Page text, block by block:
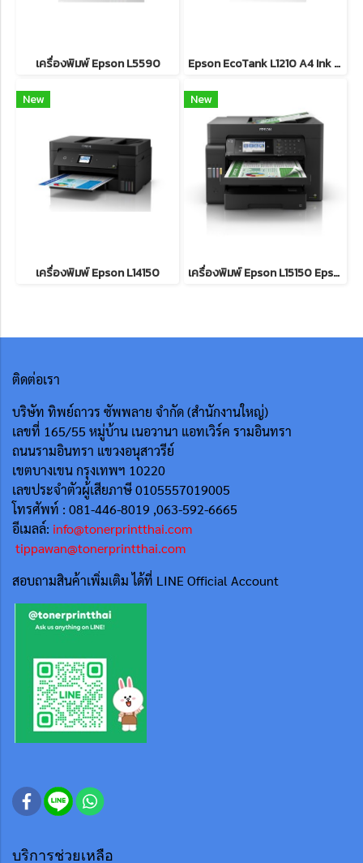
เครื่องพิมพ์ Epson L5590 Epson EcoTank L1210 A4 Ink Tank Printer
New
เครื่องพิมพ์ Epson L14150
New
เครื่องพิมพ์ Epson L15150 Epson L15150 INK TANK SYSTEM PRINTERS ECOTANK
ติดต่อเรา
บริษัท ทิพย์ถาวร ซัพพลาย จำกัด (สำนักงานใหญ่)
เลขที่ 165/55 หมู่บ้าน เนอวานา แอทเวิร์ค รามอินทรา
ถนนรามอินทรา แขวงอนุสาวรีย์
เขตบางเขน กรุงเทพฯ 10220
เลขประจำตัวผู้เสียภาษี 0105557019005
โทรศัพท์ : 081-446-8019 ,063-592-6665
อีเมลล์: info@tonerprintthai.com
tippawan@tonerprintthai.com
สอบถามสินค้าเพิ่มเติม ได้ที่ LINE Official Account
บริการช่วยเหลือ